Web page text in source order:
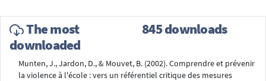
The most
downloaded
845 downloads
Munten, J., Jardon, D., & Mouvet, B. (2002). Comprendre et prévenir
la violence à l'école : vers un référentiel critique des mesures